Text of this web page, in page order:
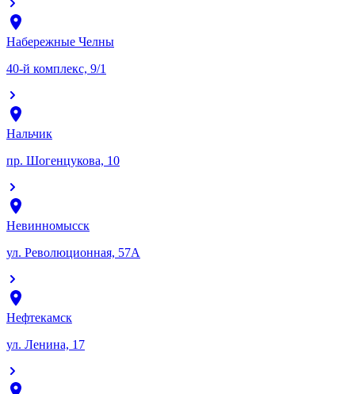
Набережные Челны
40-й комплекс, 9/1
Нальчик
пр. Шогенцукова, 10
Невинномысск
ул. Революционная, 57А
Нефтекамск
ул. Ленина, 17